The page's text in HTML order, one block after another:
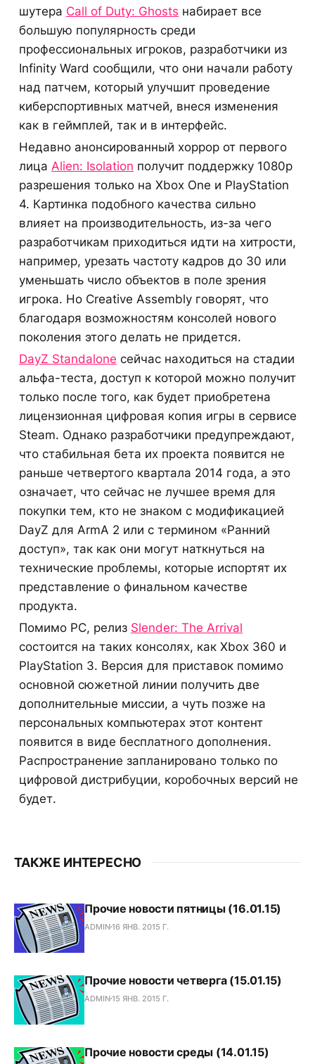
шутера Call of Duty: Ghosts набирает все
большую популярность среди
профессиональных игроков, разработчики из
Infinity Ward сообщили, что они начали работу
над патчем, который улучшит проведение
киберспортивных матчей, внеся изменения
как в геймплей, так и в интерфейс.
Недавно анонсированный хоррор от первого
лица Alien: Isolation получит поддержку 1080р
разрешения только на Xbox One и PlayStation
4. Картинка подобного качества сильно
влияет на производительность, из-за чего
разработчикам приходиться идти на хитрости,
например, урезать частоту кадров до 30 или
уменьшать число объектов в поле зрения
игрока. Но Creative Assembly говорят, что
благодаря возможностям консолей нового
поколения этого делать не придется.
DayZ Standalone сейчас находиться на стадии
альфа-теста, доступ к которой можно получит
только после того, как будет приобретена
лицензионная цифровая копия игры в сервисе
Steam. Однако разработчики предупреждают,
что стабильная бета их проекта появится не
раньше четвертого квартала 2014 года, а это
означает, что сейчас не лучшее время для
покупки тем, кто не знаком с модификацией
DayZ для ArmA 2 или с термином «Ранний
доступ», так как они могут наткнуться на
технические проблемы, которые испортят их
представление о финальном качестве
продукта.
Помимо PC, релиз Slender: The Arrival
состоится на таких консолях, как Xbox 360 и
PlayStation 3. Версия для приставок помимо
основной сюжетной линии получить две
дополнительные миссии, а чуть позже на
персональных компьютерах этот контент
появится в виде бесплатного дополнения.
Распространение запланировано только по
цифровой дистрибуции, коробочных версий не
будет.
ТАКЖЕ ИНТЕРЕСНО
Прочие новости пятницы (16.01.15)
ADMIN16 ЯНВ. 2015 Г.
Прочие новости четверга (15.01.15)
ADMIN15 ЯНВ. 2015 Г.
Прочие новости среды (14.01.15)